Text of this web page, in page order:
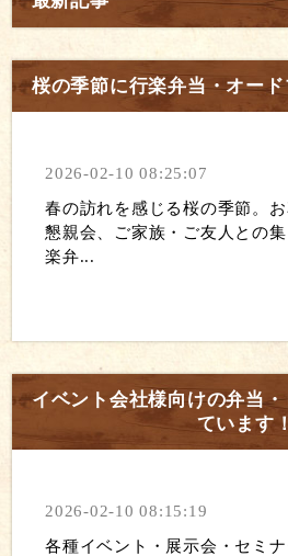
桜の季節に行楽弁当・オー
2026-02-10 08:25:07
春の訪れを感じる桜の季節。
懇親会、ご家族・ご友人との
楽弁...
イベント会社様向けの弁当
ています！
2026-02-10 08:15:19
各種イベント・展示会・セミ